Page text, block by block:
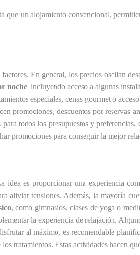
un alojamiento convencional,
En general, los precios oscilan
noche, incluyendo acceso a algunas
especiales, cenas gourmet o
promociones, descuentos por reservas
todos los presupuestos y preferencias,
promociones para conseguir la mejor
es proporcionar una experiencia
aliviar tensiones. Además, la mayoría
, como gimnasios, clases de yoga o
la experiencia de relajación.
al máximo, es recomendable
tratamientos. Estas actividades hacen